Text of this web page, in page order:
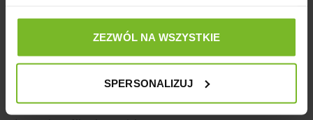
ZEZWÓL NA WSZYSTKIE
SPERSONALIZUJ
półka-legowisko do
odpoczynku, piłka na
Paul – duża powierzchnia
drapania, półka-legowisko i
Tower – duża powierzchnia